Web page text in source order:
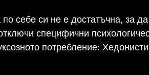
себе си не е достатъчна, за
специфични
потребление: